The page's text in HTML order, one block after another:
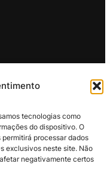
tecnologias como
do dispositivo. O
processar dados
exclusivos neste site. Não
negativamente certos